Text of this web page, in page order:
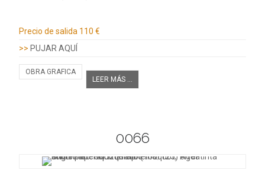
Precio de salida 110 €
>> PUJAR AQUÍ
OBRA GRAFICA
LEER MÁS ...
0066